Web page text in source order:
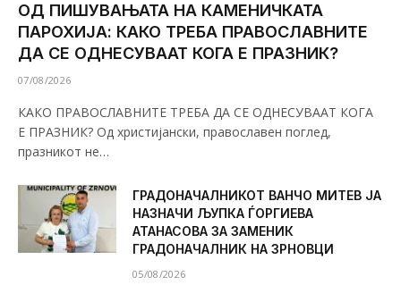
ОД ПИШУВАЊАТА НА КАМЕНИЧКАТА
ПАРОХИЈА: КАКО ТРЕБА ПРАВОСЛАВНИТЕ
ДА СЕ ОДНЕСУВААТ КОГА Е ПРАЗНИК?
07/08/2026
КАКО ПРАВОСЛАВНИТЕ ТРЕБА ДА СЕ ОДНЕСУВААТ КОГА
Е ПРАЗНИК? Од христијански, православен поглед,
празникот не…
ГРАДОНАЧАЛНИКОТ ВАНЧО МИТЕВ ЈА
НАЗНАЧИ ЉУПКА ЃОРГИЕВА
АТАНАСОВА ЗА ЗАМЕНИК
ГРАДОНАЧАЛНИК НА ЗРНОВЦИ
05/08/2026